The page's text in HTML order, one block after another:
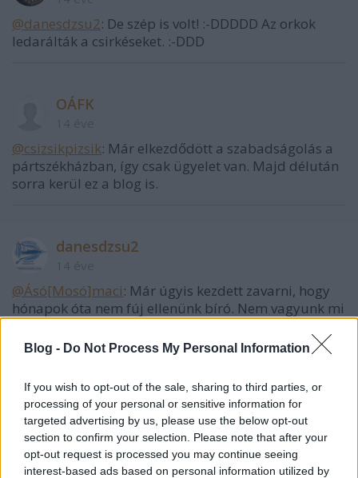
Blog - Do Not Process My Personal Information
If you wish to opt-out of the sale, sharing to third parties, or
processing of your personal or sensitive information for
targeted advertising by us, please use the below opt-out
section to confirm your selection. Please note that after your
opt-out request is processed you may continue seeing
interest-based ads based on personal information utilized by
@danesdzsu2: De szép is volt! :-DDDDD Az orkok
ledarálták a csirkéseket. :-DDD
OÁFK
@csizsikpizsik: Már elkezdődött a szabadságolás a
pártszékházban, így csak ügyelet van. Majd délután
sorra kerül ez a blog is.
danesdzsu2
@Ásó[Mosó]maci: Már úgyis kezdett zavarni, hogy
hónapok óta nem fúj ellenünk bíró. Nem vagyunk mi
On: Sokmindent nem lehet mondani, ez a részlet
mindent megvilágít:
"Teljes nyugalommal mondhatom Magyarország
polgárainak, hogy nincs mitől tartaniuk.
Magyarország meg fog állni a lábán, és el fogjuk
érni a kitűzött céljainkat."
Magyarul aki itt marad, annak kaszáltak.